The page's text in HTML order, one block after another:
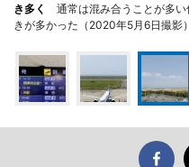
き多く
通常は混み合うことが多い
きが多かった（2020年5月6日撮影）